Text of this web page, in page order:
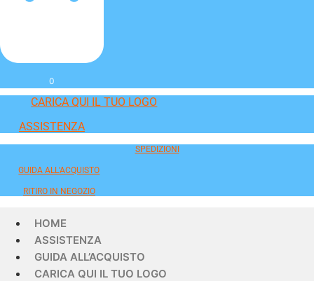
0
CARICA QUI IL TUO LOGO
ASSISTENZA
SPEDIZIONI
GUIDA ALL'ACQUISTO
RITIRO IN NEGOZIO
HOME
ASSISTENZA
GUIDA ALL’ACQUISTO
CARICA QUI IL TUO LOGO